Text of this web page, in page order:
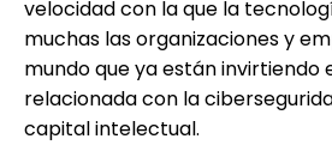
velocidad con la que la
muchas las organizaciones y
mundo que ya están invirtiendo
relacionada con la
capital intelectual.